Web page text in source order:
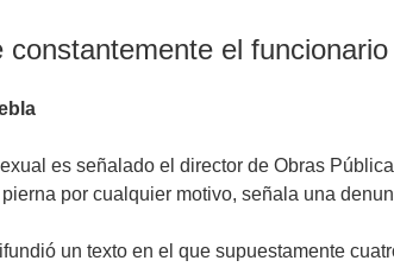
el
es señalado el director de Obras
por cualquier motivo, señala una
un texto en el que supuestamente